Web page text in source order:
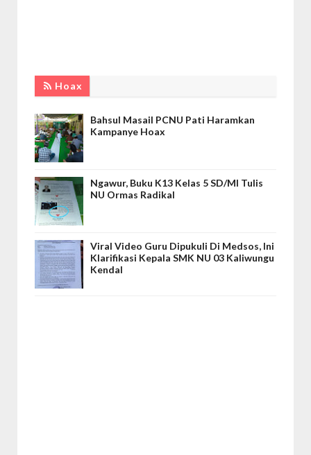
Hoax
Bahsul Masail PCNU Pati Haramkan
Kampanye Hoax
Ngawur, Buku K13 Kelas 5 SD/MI Tulis
NU Ormas Radikal
Viral Video Guru Dipukuli Di Medsos, Ini
Klarifikasi Kepala SMK NU 03 Kaliwungu
Kendal